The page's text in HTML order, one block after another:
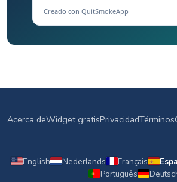
Creado con QuitSmokeApp
Acerca deWidget gratisPrivacidadTérminos
English Nederlands Français
Português